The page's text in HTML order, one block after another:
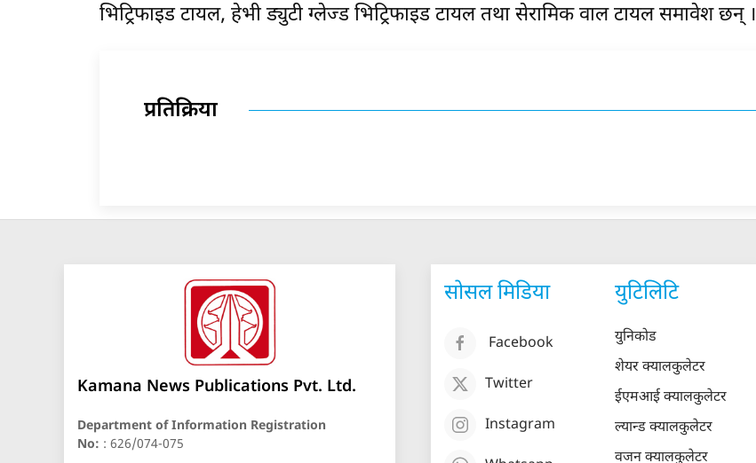
भिट्रिफाइड टायल, हेभी ड्युटी ग्लेज्ड भिट्रिफाइड टायल तथा सेरामिक वाल टायल समावेश छन् ।
प्रतिक्रिया
Kamana News Publications Pvt. Ltd.
Department of Information Registration
No: : 626/074-075
सोसल मिडिया
Facebook
Twitter
Instagram
युटिलिटि
युनिकोड
शेयर क्यालकुलेटर
ईएमआई क्यालकुलेटर
ल्यान्ड क्यालकुलेटर
वजन क्यालकुलेटर